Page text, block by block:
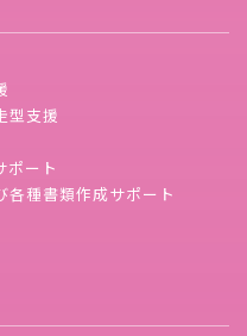
型支援
ート
種書類作成サポート